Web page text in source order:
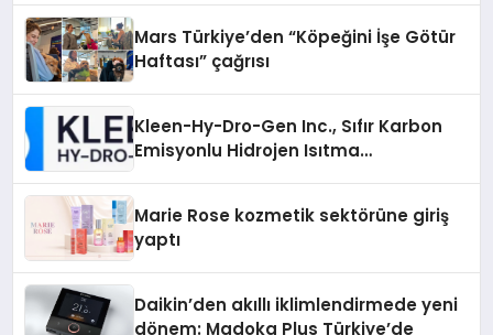
Mars Türkiye’den “Köpeğini İşe Götür
Haftası” çağrısı
Kleen-Hy-Dro-Gen Inc., Sıfır Karbon
Emisyonlu Hidrojen Isıtma
Marie Rose kozmetik sektörüne giriş
yaptı
Daikin’den akıllı iklimlendirmede yeni
dönem: Madoka Plus Türkiye’de